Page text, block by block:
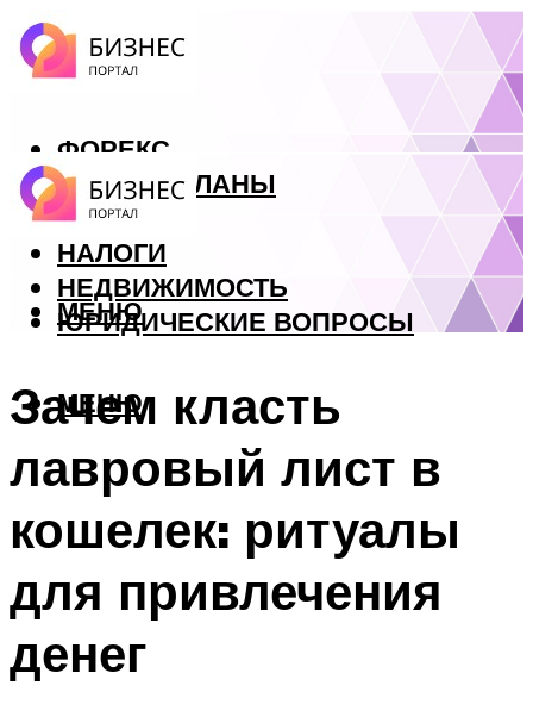
ФОРЕКС
БИЗНЕС ПЛАНЫ
КРЕДИТЫ
НАЛОГИ
НЕДВИЖИМОСТЬ
ЮРИДИЧЕСКИЕ ВОПРОСЫ
МЕНЮ
МЕНЮ
Зачем класть
лавровый лист в
кошелек: ритуалы
для привлечения
денег